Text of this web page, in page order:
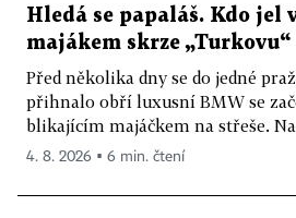
Hledá se papaláš. Kdo jel
majákem skrze
Před několika dny se do jedné
přihnalo obří luxusní BMW se
blikajícím majáčkem na střeše.
4. 8. 2026 ▪ 6 min. čtení